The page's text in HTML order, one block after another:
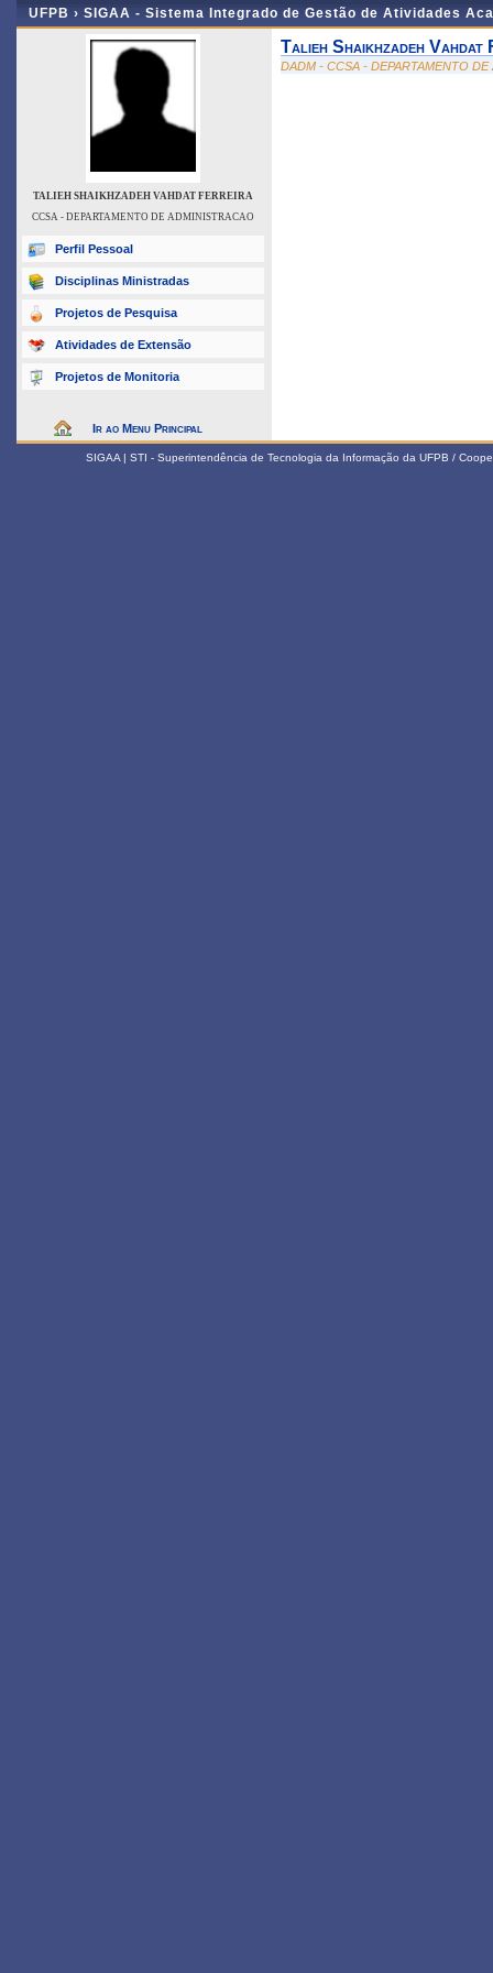
UFPB › SIGAA - Sistema Integrado de Gestão de Atividades
TALIEH SHAIKHZADEH VAHDAT FERREIRA
CCSA - DEPARTAMENTO DE ADMINISTRACAO
Perfil Pessoal
Disciplinas Ministradas
Projetos de Pesquisa
Atividades de Extensão
Projetos de Monitoria
Ir ao Menu Principal
Talieh Shaikhzadeh Vahdat
DADM - CCSA - DEPARTAMENTO
SIGAA | STI - Superintendência de Tecnologia da Informação da UFPB /